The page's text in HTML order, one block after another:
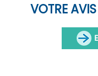
VOTRE